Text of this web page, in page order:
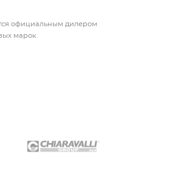
официальным дилером
марок.